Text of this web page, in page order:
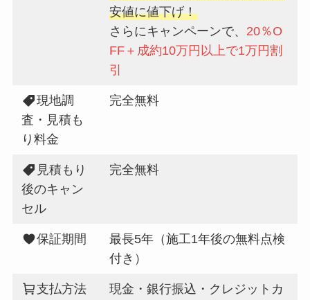
安値に値下げ！
さらにキャンペーンで、 20％O
FF＋成約10万円以上で1万円割
引
現地調
査・見積も
り料金
完全無料
見積もり
後のキャン
セル
完全無料
保証期間
最長5年（施工1年後の無料点検
付き）
支払方法
現金・銀行振込・クレジットカ